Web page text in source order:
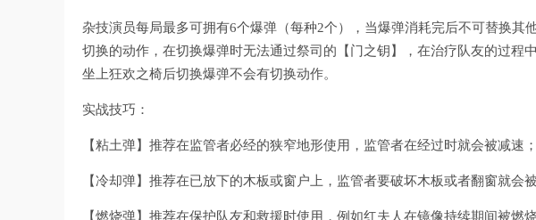
杂技演员每局最多可拥有6个爆弹（每种2个），当爆弹消耗完后不可替换其
切换的动作，在切换爆弹时无法通过祭司的【门之钥】，在治疗队友的过程
坐上狂欢之椅后切换爆弹不会有切换动作。
实战技巧：
【粘土弹】推荐在监管者必经的狭窄地形使用，监管者在经过时就会被减速；
【冷却弹】推荐在已放下的木板或窗户上，监管者要破坏木板或者翻窗就会
【燃烧弹】推荐在保护队友和救援时使用，例如红夫人在镜像持续期间被